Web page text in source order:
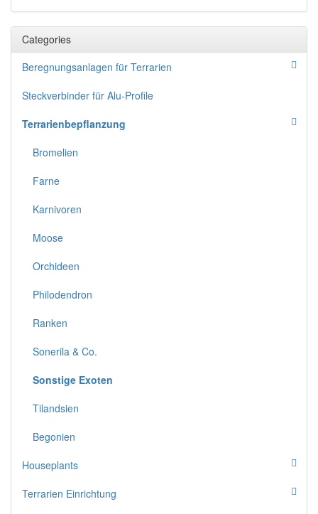
Categories
Beregnungsanlagen für Terrarien
Steckverbinder für Alu-Profile
Terrarienbepflanzung
Bromelien
Farne
Karnivoren
Moose
Orchideen
Philodendron
Ranken
Sonerila & Co.
Sonstige Exoten
Tilandsien
Begonien
Houseplants
Terrarien Einrichtung